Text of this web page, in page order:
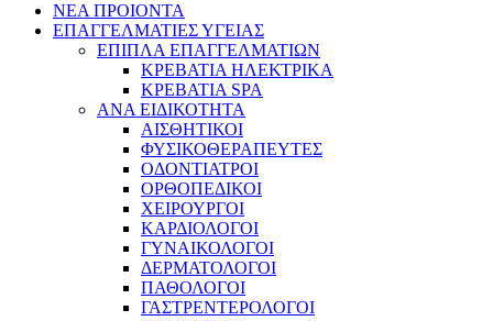
ΝΕΑ ΠΡΟΙΟΝΤΑ
ΕΠΑΓΓΕΛΜΑΤΙΕΣ ΥΓΕΙΑΣ
ΕΠΙΠΛΑ ΕΠΑΓΓΕΛΜΑΤΙΩΝ
ΚΡΕΒΑΤΙΑ ΗΛΕΚΤΡΙΚΑ
ΚΡΕΒΑΤΙΑ SPA
ΑΝΑ ΕΙΔΙΚΟΤΗΤΑ
ΑΙΣΘΗΤΙΚΟΙ
ΦΥΣΙΚΟΘΕΡΑΠΕΥΤΕΣ
ΟΔΟΝΤΙΑΤΡΟΙ
ΟΡΘΟΠΕΔΙΚΟΙ
ΧΕΙΡΟΥΡΓΟΙ
ΚΑΡΔΙΟΛΟΓΟΙ
ΓΥΝΑΙΚΟΛΟΓΟΙ
ΔΕΡΜΑΤΟΛΟΓΟΙ
ΠΑΘΟΛΟΓΟΙ
ΓΑΣΤΡΕΝΤΕΡΟΛΟΓΟΙ